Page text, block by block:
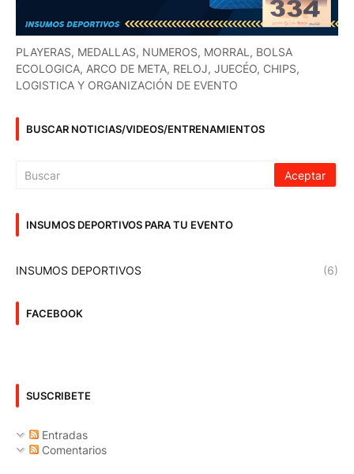
PLAYERAS, MEDALLAS, NUMEROS, MORRAL, BOLSA
ECOLOGICA, ARCO DE META, RELOJ, JUECÉO, CHIPS,
LOGISTICA Y ORGANIZACIÓN DE EVENTO
BUSCAR NOTICIAS/VIDEOS/ENTRENAMIENTOS
INSUMOS DEPORTIVOS PARA TU EVENTO
INSUMOS DEPORTIVOS (6)
FACEBOOK
SUSCRIBETE
Entradas
Comentarios